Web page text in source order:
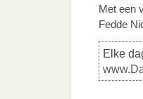
Met een
Fedde
Elke